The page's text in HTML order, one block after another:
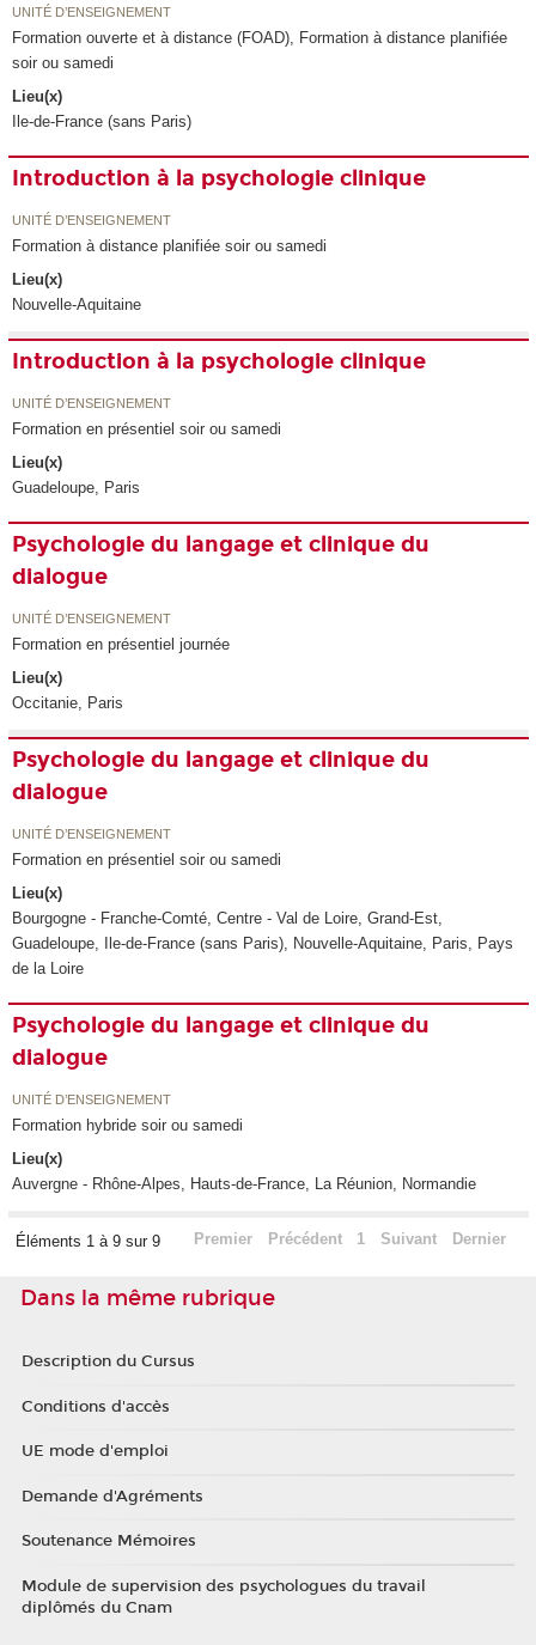
UNITÉ D’ENSEIGNEMENT
Formation ouverte et à distance (FOAD), Formation à distance planifiée
soir ou samedi
Lieu(x)
Ile-de-France (sans Paris)
Introduction à la psychologie clinique
UNITÉ D’ENSEIGNEMENT
Formation à distance planifiée soir ou samedi
Lieu(x)
Nouvelle-Aquitaine
Introduction à la psychologie clinique
UNITÉ D’ENSEIGNEMENT
Formation en présentiel soir ou samedi
Lieu(x)
Guadeloupe, Paris
Psychologie du langage et clinique du
dialogue
UNITÉ D’ENSEIGNEMENT
Formation en présentiel journée
Lieu(x)
Occitanie, Paris
Psychologie du langage et clinique du
dialogue
UNITÉ D’ENSEIGNEMENT
Formation en présentiel soir ou samedi
Lieu(x)
Bourgogne - Franche-Comté, Centre - Val de Loire, Grand-Est,
Guadeloupe, Ile-de-France (sans Paris), Nouvelle-Aquitaine, Paris, Pays
de la Loire
Psychologie du langage et clinique du
dialogue
UNITÉ D’ENSEIGNEMENT
Formation hybride soir ou samedi
Lieu(x)
Auvergne - Rhône-Alpes, Hauts-de-France, La Réunion, Normandie
Éléments 1 à 9 sur 9 Premier Précédent 1 Suivant Dernier
Dans la même rubrique
Description du Cursus
Conditions d'accès
UE mode d'emploi
Demande d'Agréments
Soutenance Mémoires
Module de supervision des psychologues du travail
diplômés du Cnam